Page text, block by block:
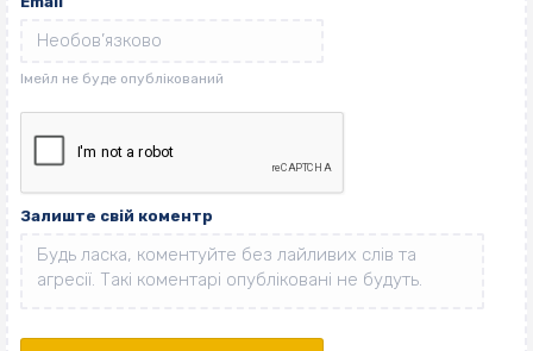
Залиште свій коментр